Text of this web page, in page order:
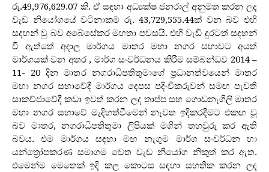
රු.49,976,629.07 කි. ඒ සඳහා අධ්‍යක්ෂ ජනරාල් අනුමත කරන ලද
වැඩ නියෝගයේ වටිනාකම රු. 43,729,555.44ක් වන බව එහි
සදහන් වු බව අබේසේකර මහතා පවසයි. එහි වැඩි දුරටත් සදහන්
වී ඇත්තේ අදාල මාර්ගය මාතර මහා නගර සභාවට අයත්
මාර්ගයක් වන අතර , මාර්ග සංවර්ධනය කිරීම සම්බන්ධව 2014 –
11- 20 දින මාතර නගරාධිපතිතුමාගේ ප‍්‍රධානත්වයෙන් මාතර
මහා නගර සභාවේදී මාර්ගය දෙපස පදිංචිකරුවන් සමඟ පැවති
සාකච්ජාවේදී කඩා ඉවත් කරන ලද තාප්ප සහ ගොඩනැගිලි මාතර
මහා නගර සභාවේ මැදිහත්වීමෙන් නැවත ඉදිකරදීමට එකඟ වූ
බව මාතර, නගරාධිපතිතුමා ලිපියක් මගින් තහවුරු කර ඇති
බවය. එම මාර්ගය සඳහා මඟ නැගුම මාර්ග සංවර්ධන හා
යන්ත්‍රෝපකරණ සමාගම වෙත වැඩ නියෝග නිකුත් කර ඇත.
එමෙන්ම මෙතෙක් ඉදි කල කොටස සඳහා සහතික කරන ලද